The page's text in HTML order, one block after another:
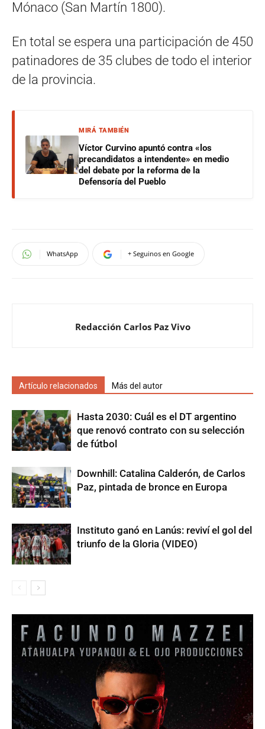
Mónaco (San Martín 1800).
En total se espera una participación de 450
patinadores de 35 clubes de todo el interior
de la provincia.
MIRÁ TAMBIÉN
Víctor Curvino apuntó contra «los
precandidatos a intendente» en medio
del debate por la reforma de la
Defensoría del Pueblo
WhatsApp + Seguinos en Google
Redacción Carlos Paz Vivo
Artículo relacionados Más del autor
Hasta 2030: Cuál es el DT argentino
que renovó contrato con su selección
de fútbol
Downhill: Catalina Calderón, de Carlos
Paz, pintada de bronce en Europa
Instituto ganó en Lanús: reviví el gol del
triunfo de la Gloria (VIDEO)